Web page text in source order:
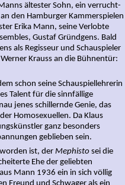
ältester Sohn, ein verrucht-
den Hamburger Kammerspielen
Erika Mann, seine Verlobte
Gustaf Gründgens. Bald
als Regisseur und Schauspieler
Krauss an die Bühnentür:
schon seine Schauspiellehrerin
Talent für die sinnfällige
jenes schillernde Genie, das
Homosexuellen. Da Klaus
ganz besonders
geblieben sein.
ist, der Mephisto sei die
Ehe der geliebten
Mann 1936 ein in sich völlig